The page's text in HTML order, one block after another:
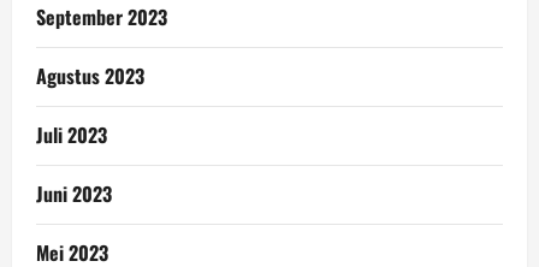
September 2023
Agustus 2023
Juli 2023
Juni 2023
Mei 2023